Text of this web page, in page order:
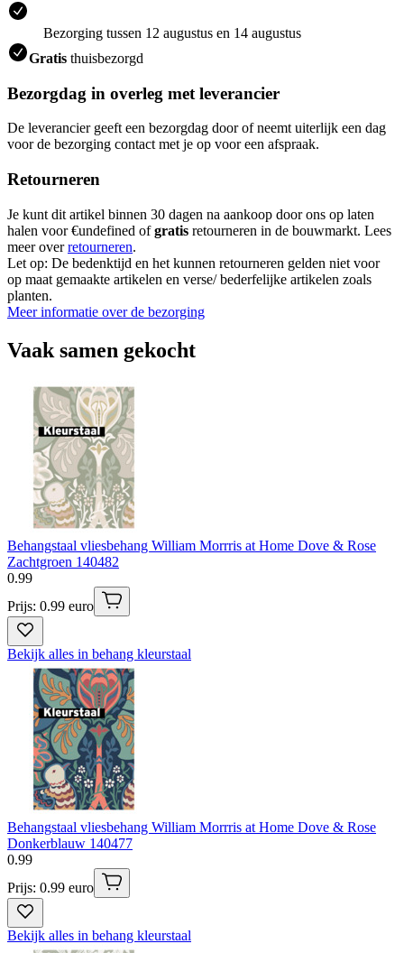
Bezorging tussen 12 augustus en 14 augustus
Gratis thuisbezorgd
Bezorgdag in overleg met leverancier
De leverancier geeft een bezorgdag door of neemt uiterlijk een dag
voor de bezorging contact met je op voor een afspraak.
Retourneren
Je kunt dit artikel binnen 30 dagen na aankoop door ons op laten
halen voor €undefined ofgratis retourneren in de bouwmarkt. Lees
meer overretourneren.
Let op: De bedenktijd en het kunnen retourneren gelden niet voor
op maat gemaakte artikelen en verse/ bederfelijke artikelen zoals
planten.
Meer informatie over de bezorging
Vaak samen gekocht
Behangstaal vliesbehang William Morrris at Home Dove & Rose
Zachtgroen 140482
0.99
Prijs: 0.99 euro
Bekijk alles in behang kleurstaal
Behangstaal vliesbehang William Morrris at Home Dove & Rose
Donkerblauw 140477
0.99
Prijs: 0.99 euro
Bekijk alles in behang kleurstaal